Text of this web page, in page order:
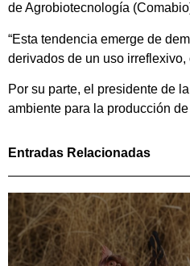
de Agrobiotecnología
“Esta tendencia emerge de
derivados de un uso
Por su parte, el presidente de
ambiente para la producción
Entradas Relacionadas